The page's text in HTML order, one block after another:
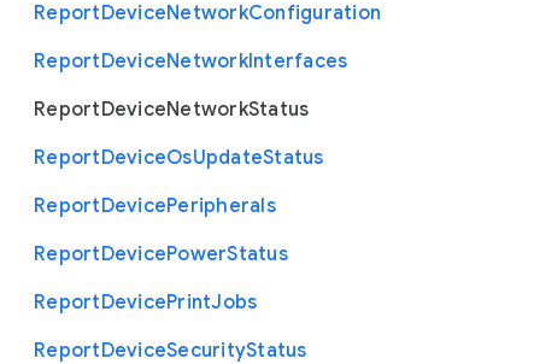
ReportDeviceNetworkConfiguration
ReportDeviceNetworkInterfaces
ReportDeviceNetworkStatus
ReportDeviceOsUpdateStatus
ReportDevicePeripherals
ReportDevicePowerStatus
ReportDevicePrintJobs
ReportDeviceSecurityStatus